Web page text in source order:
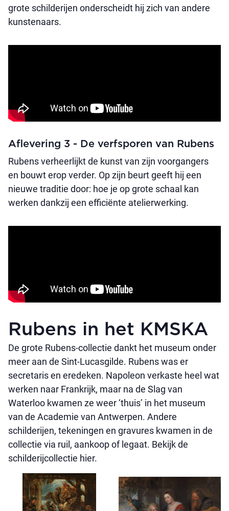
grote schilderijen onderscheidt hij zich van andere
kunstenaars.
Aflevering 3 - De verfsporen van Rubens
Rubens verheerlijkt de kunst van zijn voorgangers
en bouwt erop verder. Op zijn beurt geeft hij een
nieuwe traditie door: hoe je op grote schaal kan
werken dankzij een efficiënte atelierwerking.
Rubens in het KMSKA
De grote Rubens-collectie dankt het museum onder
meer aan de Sint-Lucasgilde. Rubens was er
secretaris en eredeken. Napoleon verkaste heel wat
werken naar Frankrijk, maar na de Slag van
Waterloo kwamen ze weer ‘thuis’ in het museum
van de Academie van Antwerpen. Andere
schilderijen, tekeningen en gravures kwamen in de
collectie via ruil, aankoop of legaat. Bekijk de
schilderijcollectie hier.